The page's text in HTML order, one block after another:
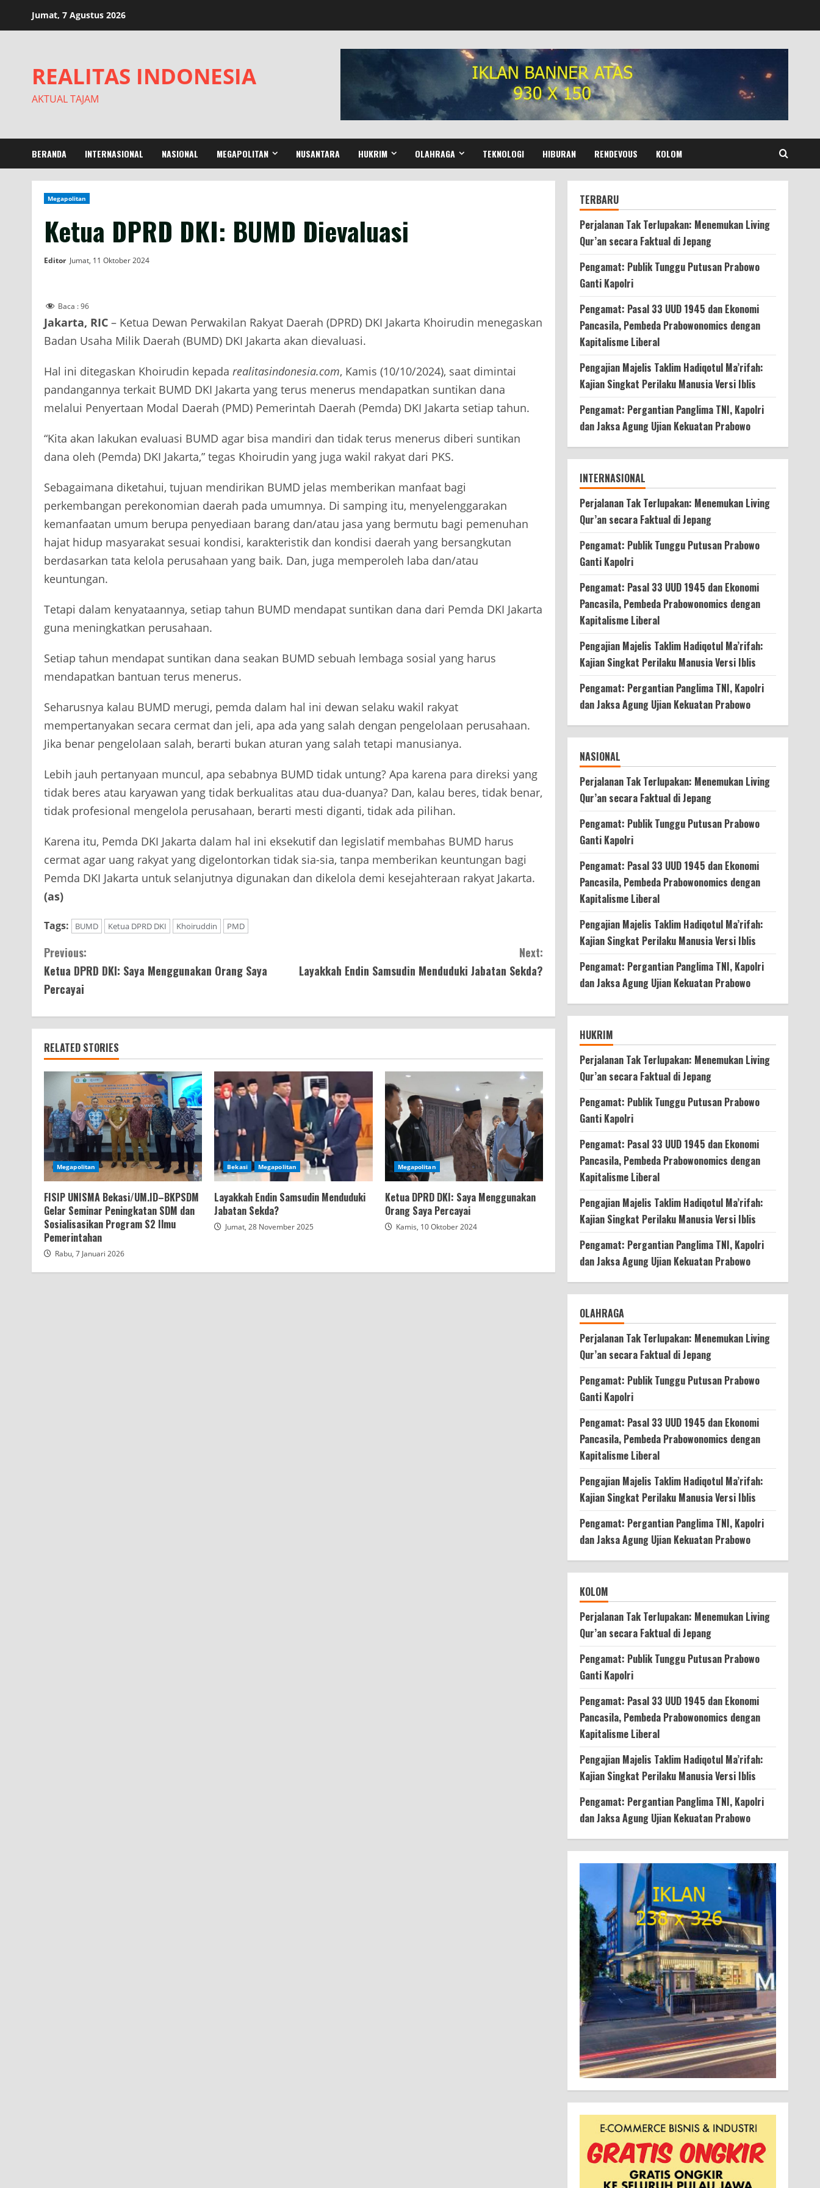
Jumat, 7 Agustus 2026
REALITAS INDONESIA
AKTUAL TAJAM
BERANDA INTERNASIONAL NASIONAL MEGAPOLITAN NUSANTARA HUKRIM OLAHRAGA TEKNOLOGI HIBURAN RENDEVOUS KOLOM
Megapolitan
Ketua DPRD DKI: BUMD Dievaluasi
Editor Jumat, 11 Oktober 2024
Baca :96
Jakarta, RIC – Ketua Dewan Perwakilan Rakyat Daerah (DPRD) DKI Jakarta Khoirudin menegaskan
Badan Usaha Milik Daerah (BUMD) DKI Jakarta akan dievaluasi.
Hal ini ditegaskan Khoirudin kepada realitasindonesia.com, Kamis (10/10/2024), saat dimintai
pandangannya terkait BUMD DKI Jakarta yang terus menerus mendapatkan suntikan dana
melalui Penyertaan Modal Daerah (PMD) Pemerintah Daerah (Pemda) DKI Jakarta setiap tahun.
“Kita akan lakukan evaluasi BUMD agar bisa mandiri dan tidak terus menerus diberi suntikan
dana oleh (Pemda) DKI Jakarta,” tegas Khoirudin yang juga wakil rakyat dari PKS.
Sebagaimana diketahui, tujuan mendirikan BUMD jelas memberikan manfaat bagi
perkembangan perekonomian daerah pada umumnya. Di samping itu, menyelenggarakan
kemanfaatan umum berupa penyediaan barang dan/atau jasa yang bermutu bagi pemenuhan
hajat hidup masyarakat sesuai kondisi, karakteristik dan kondisi daerah yang bersangkutan
berdasarkan tata kelola perusahaan yang baik. Dan, juga memperoleh laba dan/atau
keuntungan.
Tetapi dalam kenyataannya, setiap tahun BUMD mendapat suntikan dana dari Pemda DKI Jakarta
guna meningkatkan perusahaan.
Setiap tahun mendapat suntikan dana seakan BUMD sebuah lembaga sosial yang harus
mendapatkan bantuan terus menerus.
Seharusnya kalau BUMD merugi, pemda dalam hal ini dewan selaku wakil rakyat
mempertanyakan secara cermat dan jeli, apa ada yang salah dengan pengelolaan perusahaan.
Jika benar pengelolaan salah, berarti bukan aturan yang salah tetapi manusianya.
Lebih jauh pertanyaan muncul, apa sebabnya BUMD tidak untung? Apa karena para direksi yang
tidak beres atau karyawan yang tidak berkualitas atau dua-duanya? Dan, kalau beres, tidak benar,
tidak profesional mengelola perusahaan, berarti mesti diganti, tidak ada pilihan.
Karena itu, Pemda DKI Jakarta dalam hal ini eksekutif dan legislatif membahas BUMD harus
cermat agar uang rakyat yang digelontorkan tidak sia-sia, tanpa memberikan keuntungan bagi
Pemda DKI Jakarta untuk selanjutnya digunakan dan dikelola demi kesejahteraan rakyat Jakarta.
(as)
Tags: BUMD Ketua DPRD DKI Khoiruddin PMD
Continue
Reading
Previous:
Ketua DPRD DKI: Saya Menggunakan Orang Saya
Percayai
Next:
Layakkah Endin Samsudin Menduduki Jabatan Sekda?
RELATED STORIES
Megapolitan
FISIP UNISMA Bekasi/UM.ID–BKPSDM
Gelar Seminar Peningkatan SDM dan
Sosialisasikan Program S2 Ilmu
Pemerintahan
Rabu, 7 Januari 2026
Bekasi Megapolitan
Layakkah Endin Samsudin Menduduki
Jabatan Sekda?
Jumat, 28 November 2025
Megapolitan
Ketua DPRD DKI: Saya Menggunakan
Orang Saya Percayai
Kamis, 10 Oktober 2024
TERBARU
Perjalanan Tak Terlupakan: Menemukan Living
Qur’an secara Faktual di Jepang
Pengamat: Publik Tunggu Putusan Prabowo
Ganti Kapolri
Pengamat: Pasal 33 UUD 1945 dan Ekonomi
Pancasila, Pembeda Prabowonomics dengan
Kapitalisme Liberal
Pengajian Majelis Taklim Hadiqotul Ma’rifah:
Kajian Singkat Perilaku Manusia Versi Iblis
Pengamat: Pergantian Panglima TNI, Kapolri
dan Jaksa Agung Ujian Kekuatan Prabowo
INTERNASIONAL
Perjalanan Tak Terlupakan: Menemukan Living
Qur’an secara Faktual di Jepang
Pengamat: Publik Tunggu Putusan Prabowo
Ganti Kapolri
Pengamat: Pasal 33 UUD 1945 dan Ekonomi
Pancasila, Pembeda Prabowonomics dengan
Kapitalisme Liberal
Pengajian Majelis Taklim Hadiqotul Ma’rifah:
Kajian Singkat Perilaku Manusia Versi Iblis
Pengamat: Pergantian Panglima TNI, Kapolri
dan Jaksa Agung Ujian Kekuatan Prabowo
NASIONAL
Perjalanan Tak Terlupakan: Menemukan Living
Qur’an secara Faktual di Jepang
Pengamat: Publik Tunggu Putusan Prabowo
Ganti Kapolri
Pengamat: Pasal 33 UUD 1945 dan Ekonomi
Pancasila, Pembeda Prabowonomics dengan
Kapitalisme Liberal
Pengajian Majelis Taklim Hadiqotul Ma’rifah:
Kajian Singkat Perilaku Manusia Versi Iblis
Pengamat: Pergantian Panglima TNI, Kapolri
dan Jaksa Agung Ujian Kekuatan Prabowo
HUKRIM
Perjalanan Tak Terlupakan: Menemukan Living
Qur’an secara Faktual di Jepang
Pengamat: Publik Tunggu Putusan Prabowo
Ganti Kapolri
Pengamat: Pasal 33 UUD 1945 dan Ekonomi
Pancasila, Pembeda Prabowonomics dengan
Kapitalisme Liberal
Pengajian Majelis Taklim Hadiqotul Ma’rifah:
Kajian Singkat Perilaku Manusia Versi Iblis
Pengamat: Pergantian Panglima TNI, Kapolri
dan Jaksa Agung Ujian Kekuatan Prabowo
OLAHRAGA
Perjalanan Tak Terlupakan: Menemukan Living
Qur’an secara Faktual di Jepang
Pengamat: Publik Tunggu Putusan Prabowo
Ganti Kapolri
Pengamat: Pasal 33 UUD 1945 dan Ekonomi
Pancasila, Pembeda Prabowonomics dengan
Kapitalisme Liberal
Pengajian Majelis Taklim Hadiqotul Ma’rifah:
Kajian Singkat Perilaku Manusia Versi Iblis
Pengamat: Pergantian Panglima TNI, Kapolri
dan Jaksa Agung Ujian Kekuatan Prabowo
KOLOM
Perjalanan Tak Terlupakan: Menemukan Living
Qur’an secara Faktual di Jepang
Pengamat: Publik Tunggu Putusan Prabowo
Ganti Kapolri
Pengamat: Pasal 33 UUD 1945 dan Ekonomi
Pancasila, Pembeda Prabowonomics dengan
Kapitalisme Liberal
Pengajian Majelis Taklim Hadiqotul Ma’rifah:
Kajian Singkat Perilaku Manusia Versi Iblis
Pengamat: Pergantian Panglima TNI, Kapolri
dan Jaksa Agung Ujian Kekuatan Prabowo